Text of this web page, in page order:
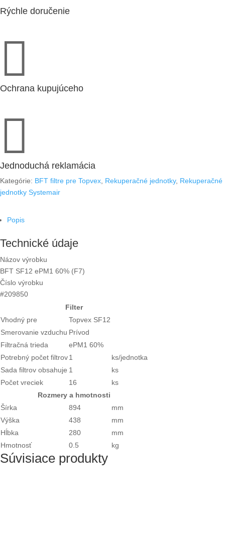
(209850)
Rýchle doručenie

Ochrana kupujúceho

Jednoduchá reklamácia
Kategórie: BFT filtre pre Topvex Rekuperačné jednotky, Rekuperačné
jednotky Systemair
Popis
Technické údaje
Názov výrobku
BFT SF12 ePM1 60% (F7)
Číslo výrobku
#209850
Filter
Vhodný pre
Topvex SF12
Smerovanie vzduchu Prívod
Filtračná trieda
ePM1 60%
Potrebný počet filtrov1
ks/jednotka
Sada filtrov obsahuje 1
ks
Počet vreciek
16
ks
Rozmery a hmotnosti
Šírka
894
mm
Výška
438
mm
Hĺbka
280
mm
Hmotnosť
0.5 kg
Súvisiace produkty